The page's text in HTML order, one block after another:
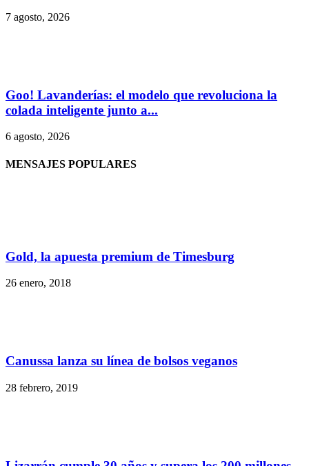
7 agosto, 2026
Goo! Lavanderías: el modelo que revoluciona la
colada inteligente junto a...
6 agosto, 2026
MENSAJES POPULARES
Gold, la apuesta premium de Timesburg
26 enero, 2018
Canussa lanza su línea de bolsos veganos
28 febrero, 2019